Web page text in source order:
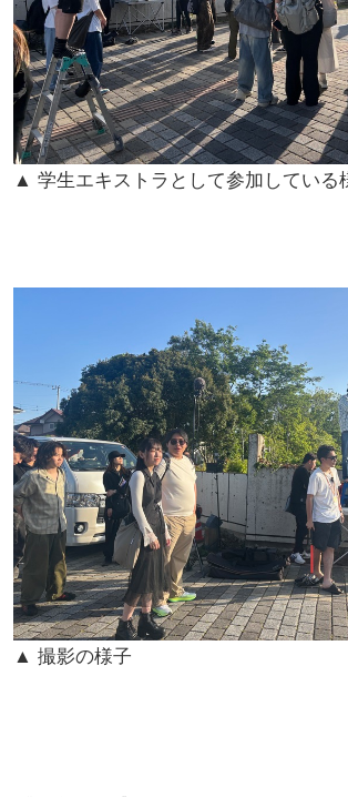
▲ 学生エキストラとして参加している
▲ 撮影の様子